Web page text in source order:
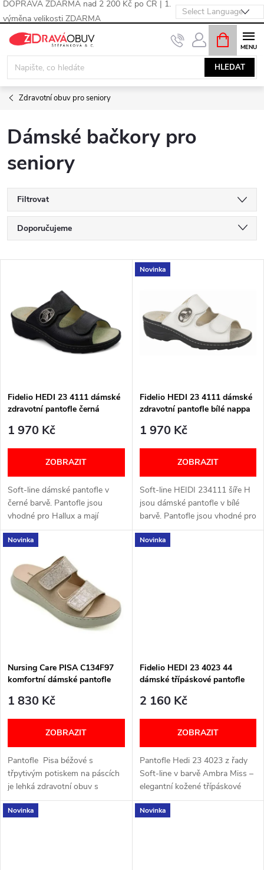
DOPRAVA ZDARMA nad 2 200 Kč po ČR | 1.
výměna velikosti ZDARMA
Přejít
obsah
HLEDAT
NÁKUPNÍ
KOŠÍK
Zdravotní obuv pro seniory
Dámské bačkory pro
seniory
Filtrovat
Ř
a
e
p
r
d
u
k
t
Doporučujeme
Nejprodávanější
Abecedně
ý
p
s
p
r
o
d
u
k
t
Fidelio HEDI 23 4111 dámské
zdravotní pantofle černá
1 970 Kč
ZOBRAZIT
Soft-line dámské pantofle v
černé barvě. Pantofle jsou
vhodné pro Hallux a mají
vyjímatelnou stélku. Šířka: H
Velikostní tabulka níže v textu
Novinka
Fidelio HEDI 23 4111 dámské
zdravotní pantofle bílé nappa
1 970 Kč
ZOBRAZIT
Soft-line HEIDI 234111 šíře H
jsou dámské pantofle v bílé
barvě. Pantofle jsou vhodné pro
Hallux a mají vyjímatelnou
stélku. Šířka: H Velikostní
Novinka
Nursing Care PISA C134F97
komfortní dámské pantofle
1 830 Kč
ZOBRAZIT
Pantofle Pisa béžové s
třpytivým potiskem na páscích
je lehká zdravotní obuv s
anatomickou stélkou,
prodyšnou podšívkou. Nanártu
Novinka
Fidelio HEDI 23 4023 44
dámské třípáskové pantofle
2 160 Kč
ZOBRAZIT
Pantofle Hedi 23 4023 z řady
Soft‑line v barvě Ambra Miss –
elegantní kožené třípáskové
pantofle s měkkými materiály
pro maximální pohodlí a
Novinka Novinka